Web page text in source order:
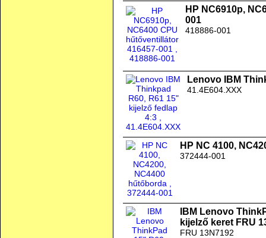
HP NC6910p,
001
418886-001
Lenovo IBM
41.4E604.XXX
HP NC 4100,
372444-001
IBM Lenovo
kijelző keret FRU
FRU 13N7192